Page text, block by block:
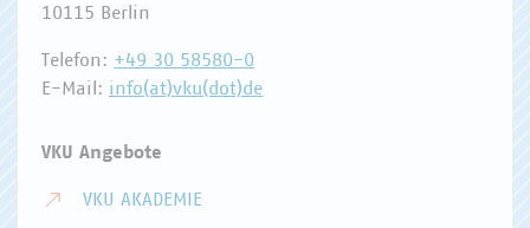
10115 Berlin
Telefon: +49 30 58580-0
E-Mail: info(at)vku(dot)de
VKU Angebote
VKU AKADEMIE